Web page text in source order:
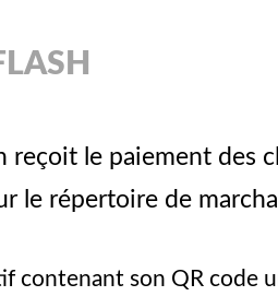
reçoit le paiement des
le répertoire de
contenant son QR code